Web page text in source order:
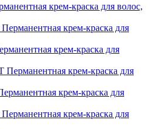
крем-краска для волос,
крем-краска для
крем-краска для